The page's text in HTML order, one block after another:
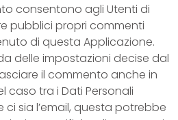
consentono agli Utenti di
pubblici propri commenti
di questa Applicazione.
delle impostazioni decise dal
il commento anche in
caso tra i Dati Personali
ci sia l’email, questa potrebbe